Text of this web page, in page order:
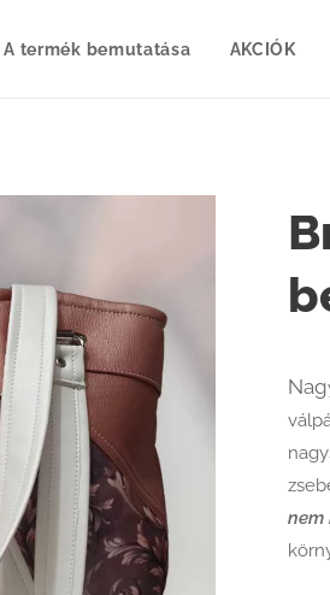
A termék bemutatása AKCIÓK
Nag
nem